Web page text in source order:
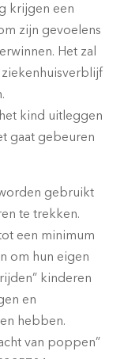
krijgen een
zijn gevoelens
Het zal
kind uitleggen
gaat gebeuren
gebruikt
te trekken.
een minimum
om hun eigen
kinderen
en
hebben.
van poppen”